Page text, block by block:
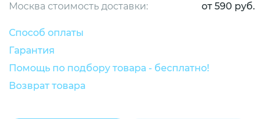
Москва стоимость доставки:
от 590 руб.
Способ оплаты
Гарантия
Помощь по подбору товара - бесплатно!
Возврат товара